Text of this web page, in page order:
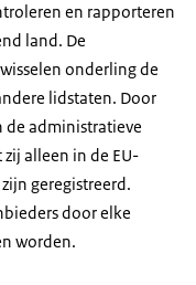
en rapporteren
land. De
onderling de
lidstaten. Door
de administratieve
alleen in de EU-
geregistreerd.
door elke
worden.